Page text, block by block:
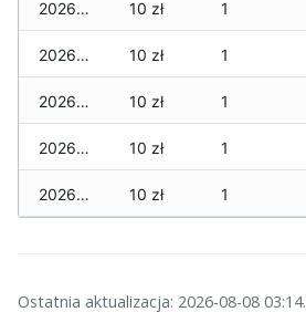
2026-04-04 10 zł 1
2026-04-03 10 zł 1
2026-04-02 10 zł 1
2026-04-01 10 zł 1
2026-03-31 10 zł 1
Ostatnia aktualizacja: 2026-08-08 03:14.